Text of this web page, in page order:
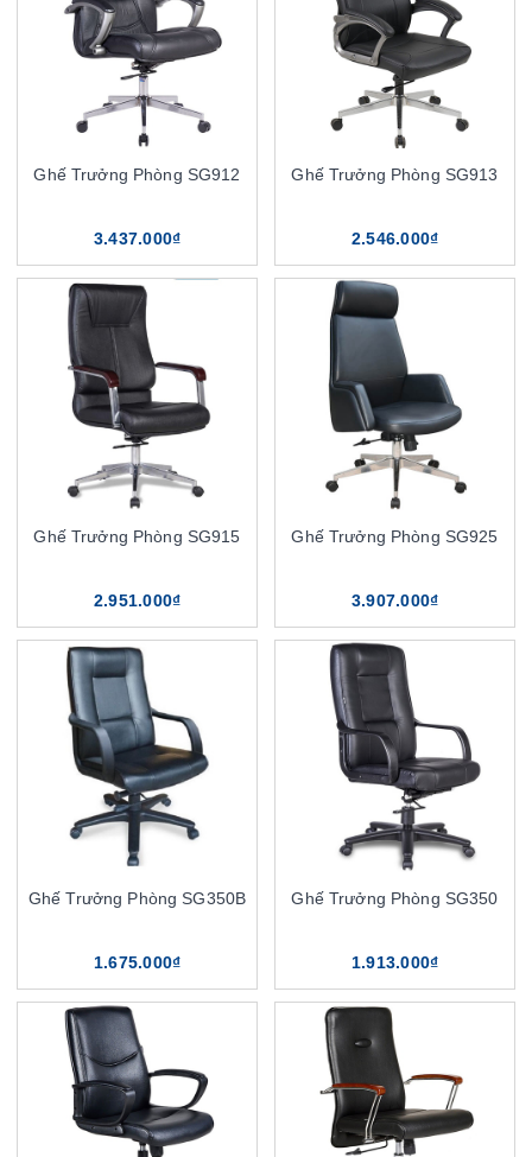
Ghế Trưởng Phòng SG912
3.437.000₫
Ghế Trưởng Phòng SG913
2.546.000₫
Ghế Trưởng Phòng SG915
2.951.000₫
Ghế Trưởng Phòng SG925
3.907.000₫
Ghế Trưởng Phòng SG350B
1.675.000₫
Ghế Trưởng Phòng SG350
1.913.000₫